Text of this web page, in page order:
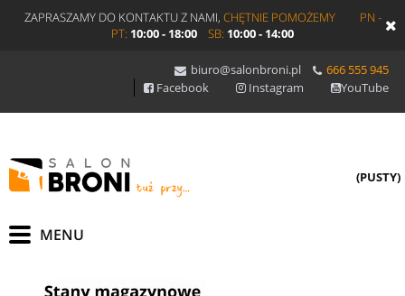
ZAPRASZAMY DO KONTAKTU Z NAMI, CHĘTNIE POMOŻEMY
PN -
PT: 10:00 - 18:00 SB: 10:00 - 14:00
biuro@salonbroni.pl
666 555 945
Facebook
Instagram YouTube
(PUSTY)